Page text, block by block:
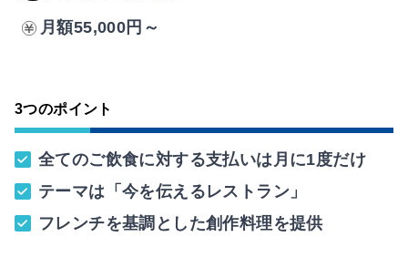
月額55,000円～
3つのポイント
全てのご飲食に対する支払いは月に1度だけ
テーマは「今を伝えるレストラン」
フレンチを基調とした創作料理を提供